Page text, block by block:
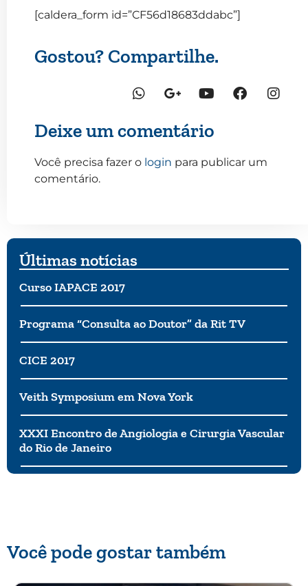
[caldera_form id=”CF56d18683ddabc”]
Gostou? Compartilhe.
Deixe um comentário
Você precisa fazer o login para publicar um
comentário.
Últimas notícias
Curso IAPACE 2017
Programa “Consulta ao Doutor” da Rit TV
CICE 2017
Veith Symposium em Nova York
XXXI Encontro de Angiologia e Cirurgia Vascular
do Rio de Janeiro
Você pode gostar também